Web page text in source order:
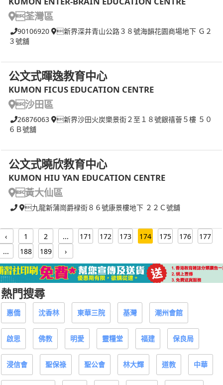
荃灣區
90106920
新界深井青山公路３８號海韻花園商場地下 Ｇ２
３號舖
公文式暉逸教育中心
KUMON FICUS EDUCATION CENTRE
沙田區
26876063
新界沙田火炭樂景街２至１８號銀禧薈５樓 ５０
６Ｂ號舖
公文式曉欣教育中心
KUMON HIU YAN EDUCATION CENTRE
黃大仙區
九龍新蒲崗爵䘵街８６號康景樓地下 ２２Ｃ號舖
‹ 1 2 ... 171 172 173 174 175 176
177
...
188 189 ›
熱門搜尋
惠僑 沈香林 東華三院 基灣 潮州會館
啟思 佛教 明愛 靈糧堂 福建 保良局
浸信會 聖保祿 聖公會 林大輝 道教 中華